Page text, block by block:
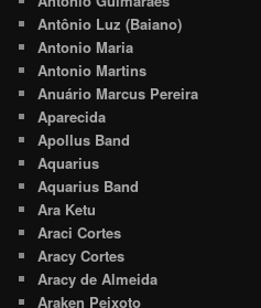
Antônio Luz (Baiano)
Antonio Maria
Antonio Martins
Anuário Marcus Pereira
Aparecida
Apollus Band
Aquarius
Aquarius Band
Ara Ketu
Araci Cortes
Aracy Cortes
Aracy de Almeida
Araken Peixoto